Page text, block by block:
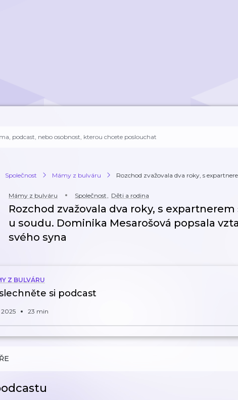
Společnost Mámy z bulváru Rozchod zvažovala dva roky, s
Mámy z bulváru Společnost, Děti a rodina
Rozchod zvažovala dva roky, s
u soudu. Dominika Mesarošová popsala
svého syna
Z BULVÁRU
si podcast
2025 23 min